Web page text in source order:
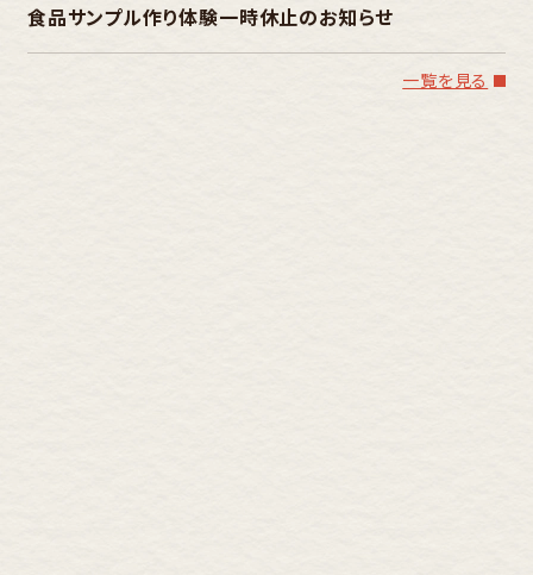
食品サンプル作り体験一時休止のお知らせ
一覧を見る